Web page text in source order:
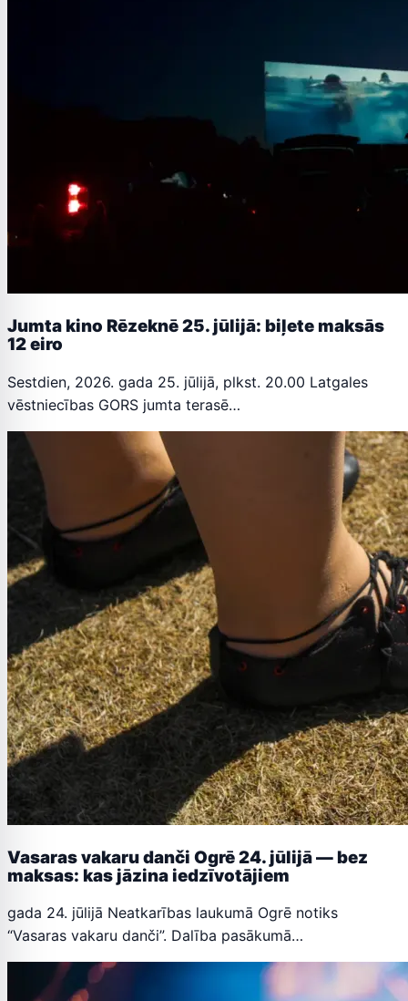
Jumta kino Rēzeknē 25. jūlijā: biļete maksās
12 eiro
Sestdien, 2026. gada 25. jūlijā, plkst. 20.00 Latgales
vēstniecības GORS jumta terasē…
Vasaras vakaru danči Ogrē 24. jūlijā — bez
maksas: kas jāzina iedzīvotājiem
gada 24. jūlijā Neatkarības laukumā Ogrē notiks
“Vasaras vakaru danči”. Dalība pasākumā…